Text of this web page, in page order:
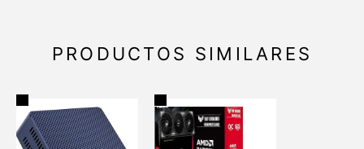
PRODUCTOS SIMILARES